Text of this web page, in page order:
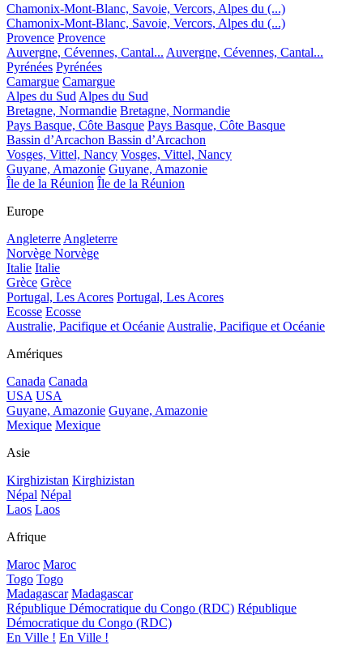
Chamonix-Mont-Blanc, Savoie, Vercors, Alpes du (...)
Chamonix-Mont-Blanc, Savoie, Vercors, Alpes du (...)
Provence Provence
Auvergne, Cévennes, Cantal... Auvergne, Cévennes, Cantal...
Pyrénées Pyrénées
Camargue Camargue
Alpes du Sud Alpes du Sud
Bretagne, Normandie Bretagne, Normandie
Pays Basque, Côte Basque Pays Basque, Côte Basque
Bassin d’Arcachon Bassin d’Arcachon
Vosges, Vittel, Nancy Vosges, Vittel, Nancy
Guyane, Amazonie Guyane, Amazonie
Île de la Réunion Île de la Réunion
Europe
Angleterre Angleterre
Norvège Norvège
Italie Italie
Grèce Grèce
Portugal, Les Acores Portugal, Les Acores
Ecosse Ecosse
Australie, Pacifique et Océanie Australie, Pacifique et Océanie
Amériques
Canada Canada
USA USA
Guyane, Amazonie Guyane, Amazonie
Mexique Mexique
Asie
Kirghizistan Kirghizistan
Népal Népal
Laos Laos
Afrique
Maroc Maroc
Togo Togo
Madagascar Madagascar
République Démocratique du Congo (RDC) République
Démocratique du Congo (RDC)
En Ville ! En Ville !